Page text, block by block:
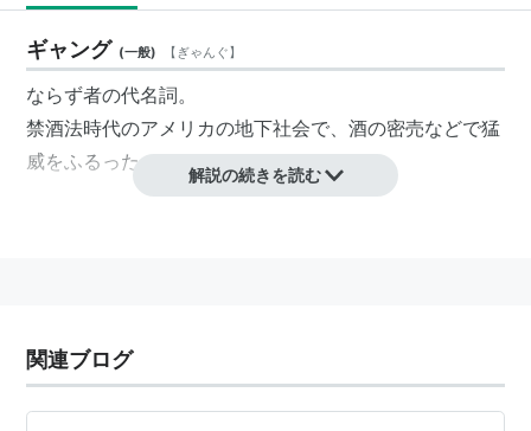
ギャング (一般) 【ぎゃんぐ】
ならず者の代名詞。
禁酒法時代のアメリカの地下社会で、酒の密売などで猛
威をふるった。
解説の続きを読む
関連ブログ